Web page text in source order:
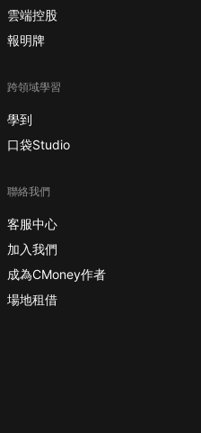
雲端控股
報明牌
跨領域學習
學到
口袋Studio
聯絡我們
客服中心
加入我們
成為CMoney作者
場地租借